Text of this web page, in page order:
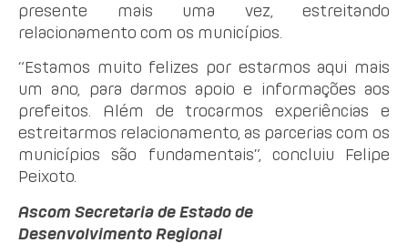
presente mais uma vez, estreitando
relacionamento com os municípios.
“Estamos muito felizes por estarmos aqui mais
um ano, para darmos apoio e informações aos
prefeitos. Além de trocarmos experiências e
estreitarmos relacionamento, as parcerias com os
municípios são fundamentais”, concluiu Felipe
Peixoto.
Ascom Secretaria de Estado de
Desenvolvimento Regional